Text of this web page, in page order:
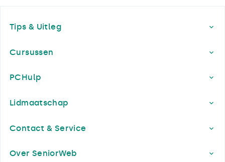
Tips & Uitleg
Cursussen
PCHulp
Lidmaatschap
Contact & Service
Over SeniorWeb